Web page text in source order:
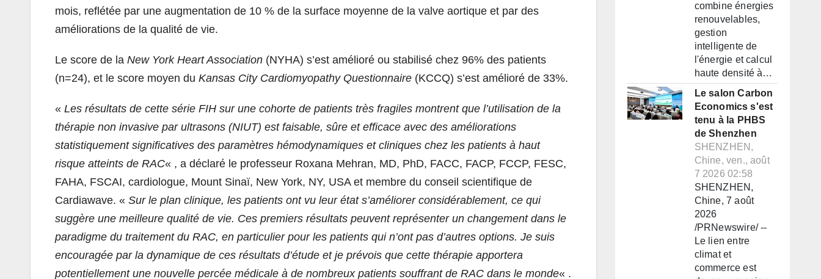
mois, reflétée par une augmentation de 10 % de la surface moyenne de la valve aortique et par des
améliorations de la qualité de vie.
Le score de la New York Heart Association (NYHA) s’est amélioré ou stabilisé chez 96% des patients
(n=24), et le score moyen du Kansas City Cardiomyopathy Questionnaire (KCCQ) s’est amélioré de 33%.
« Les résultats de cette série FIH sur une cohorte de patients très fragiles montrent que l’utilisation de la
thérapie non invasive par ultrasons (NIUT) est faisable, sûre et efficace avec des améliorations
statistiquement significatives des paramètres hémodynamiques et cliniques chez les patients à haut
risque atteints de RAC« , a déclaré le professeur Roxana Mehran, MD, PhD, FACC, FACP, FCCP, FESC,
FAHA, FSCAI, cardiologue, Mount Sinaï, New York, NY, USA et membre du conseil scientifique de
Cardiawave. « Sur le plan clinique, les patients ont vu leur état s’améliorer considérablement, ce qui
suggère une meilleure qualité de vie. Ces premiers résultats peuvent représenter un changement dans le
paradigme du traitement du RAC, en particulier pour les patients qui n’ont pas d’autres options. Je suis
encouragée par la dynamique de ces résultats d’étude et je prévois que cette thérapie apportera
potentiellement une nouvelle percée médicale à de nombreux patients souffrant de RAC dans le monde« .
combine énergies
renouvelables,
gestion
intelligente de
l'énergie et calcul
haute densité à…
Le salon Carbon
Economics s'est
tenu à la PHBS
de Shenzhen
SHENZHEN,
Chine, ven., août
7 2026 02:58
SHENZHEN,
Chine, 7 août
2026
/PRNewswire/ --
Le lien entre
climat et
commerce est